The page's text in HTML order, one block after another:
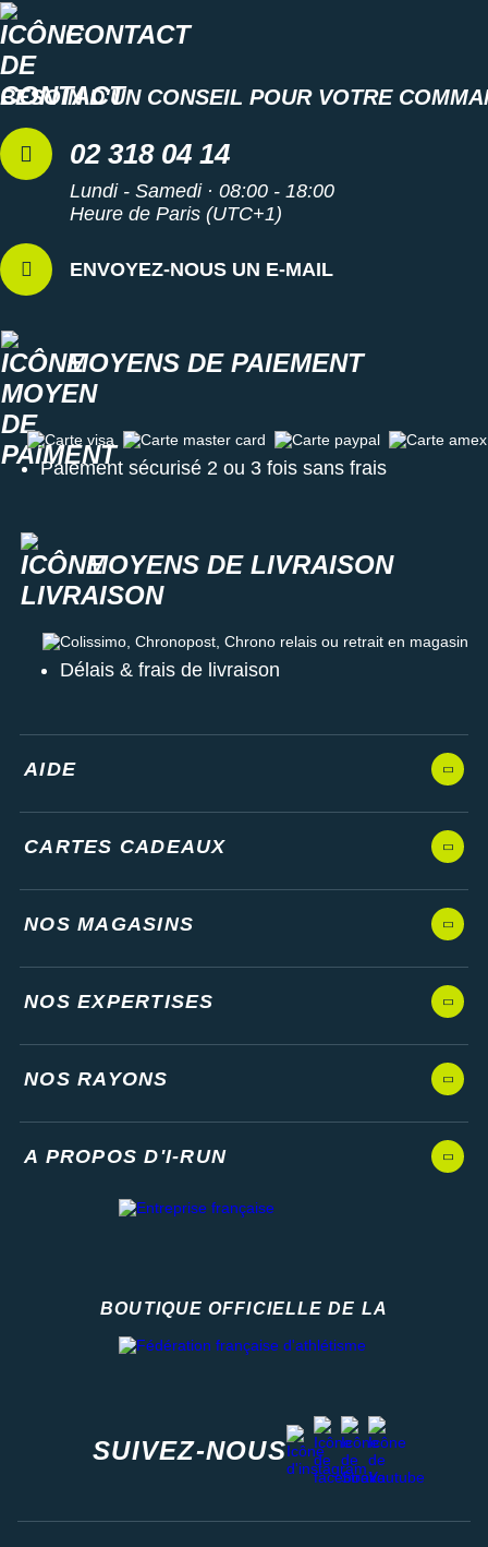
CONTACT
BESOIN D'UN CONSEIL POUR VOTRE
02 318 04 14
Lundi - Samedi · 08:00 - 18:00
Heure de Paris (UTC+1)
ENVOYEZ-NOUS UN E-MAIL
MOYENS DE PAIEMENT
Carte visa Carte master card Carte paypal Carte amex
Paiement sécurisé 2 ou 3 fois sans frais
MOYENS DE LIVRAISON
Colissimo, Chronopost, Chrono relais ou retrait en magasin
Délais & frais de livraison
AIDE
CARTES CADEAUX
NOS MAGASINS
NOS EXPERTISES
NOS RAYONS
A PROPOS D'I-RUN
BOUTIQUE OFFICIELLE DE LA
SUIVEZ-NOUS
instagram
facebook
stravayoutube